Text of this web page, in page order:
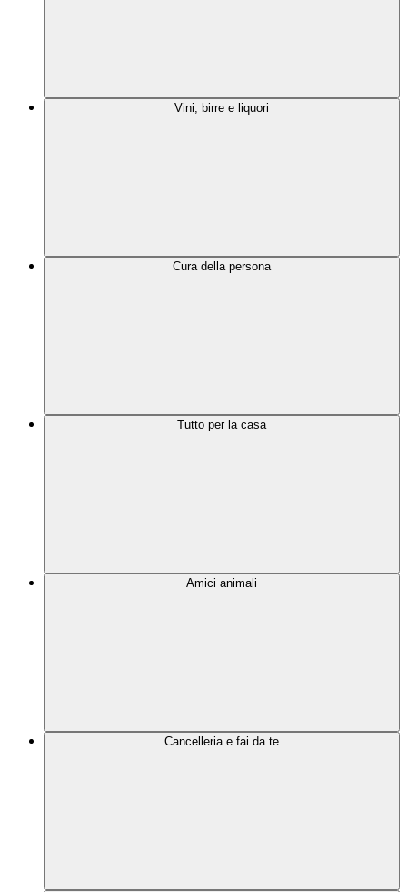
Vini, birre e liquori
Cura della persona
Tutto per la casa
Amici animali
Cancelleria e fai da te